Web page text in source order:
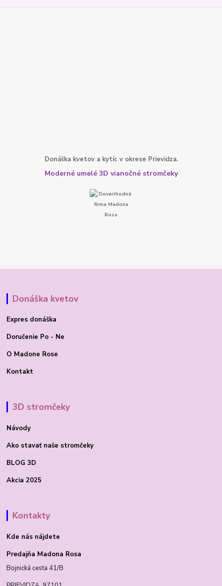
Donáška kvetov a kytíc v okrese Prievidza.
Moderné umelé 3D vianočné stromčeky
Donáška kvetov
Expres donáška
Doručenie Po - Ne
O Madone Rose
Kontakt
3D stromčeky
Návody
Ako stavať naše stromčeky
BLOG 3D
Akcia 2025
Kontakty
Kde nás nájdete
Predajňa Madona Rosa
Bojnická cesta 41/B